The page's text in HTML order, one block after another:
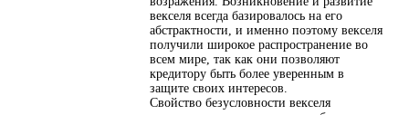
векселя всегда базировалось на его
абстрактности, и именно поэтому векселя
получили широкое распространение во
всем мире, так как они позволяют
кредитору быть более уверенным в
защите своих интересов.
Свойство безусловности векселя